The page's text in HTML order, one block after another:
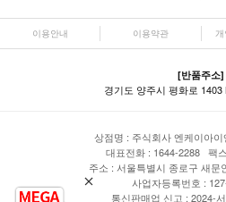
이용안내 이용약관
[반품주소]
경기도 양주시 평화로
상점명 : 주식회사 엔케이아
대표전화 : 1644-2288 팩
주소 : 서울특별시 종로구 새문
사업자등록번호 :
통신판매업 신고 : 2024-